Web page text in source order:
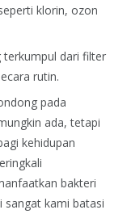
klorin, ozon
terkumpul dari filter
rutin.
pada
ada, tetapi
kehidupan
bakteri
sangat kami batasi